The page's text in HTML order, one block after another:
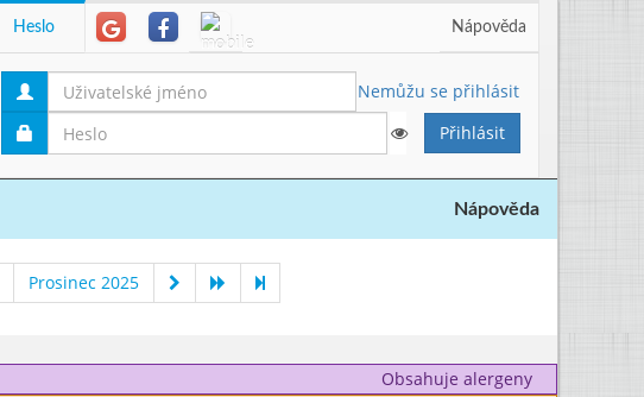
Heslo Nápověda
Nemůžu se přihlásit
Nápověda
Prosinec 2025
Obsahuje alergeny